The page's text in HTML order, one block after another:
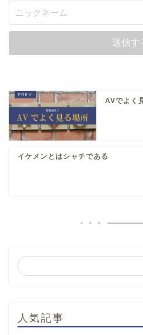
AVでよく
イケメンとはシャチである
人気記事